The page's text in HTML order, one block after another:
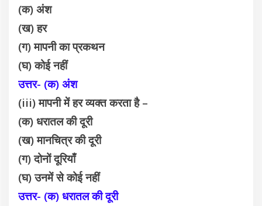
(क) अंश
(ख) हर
(ग) मापनी का प्रकथन
(घ) कोई नहीं
उत्तर- (क) अंश
(iii) मापनी में हर व्यक्त करता है –
(क) धरातल की दूरी
(ख) मानचित्र की दूरी
(ग) दोनों दूरियाँ
(घ) उनमें से कोई नहीं
उत्तर- (क) धरातल की दूरी